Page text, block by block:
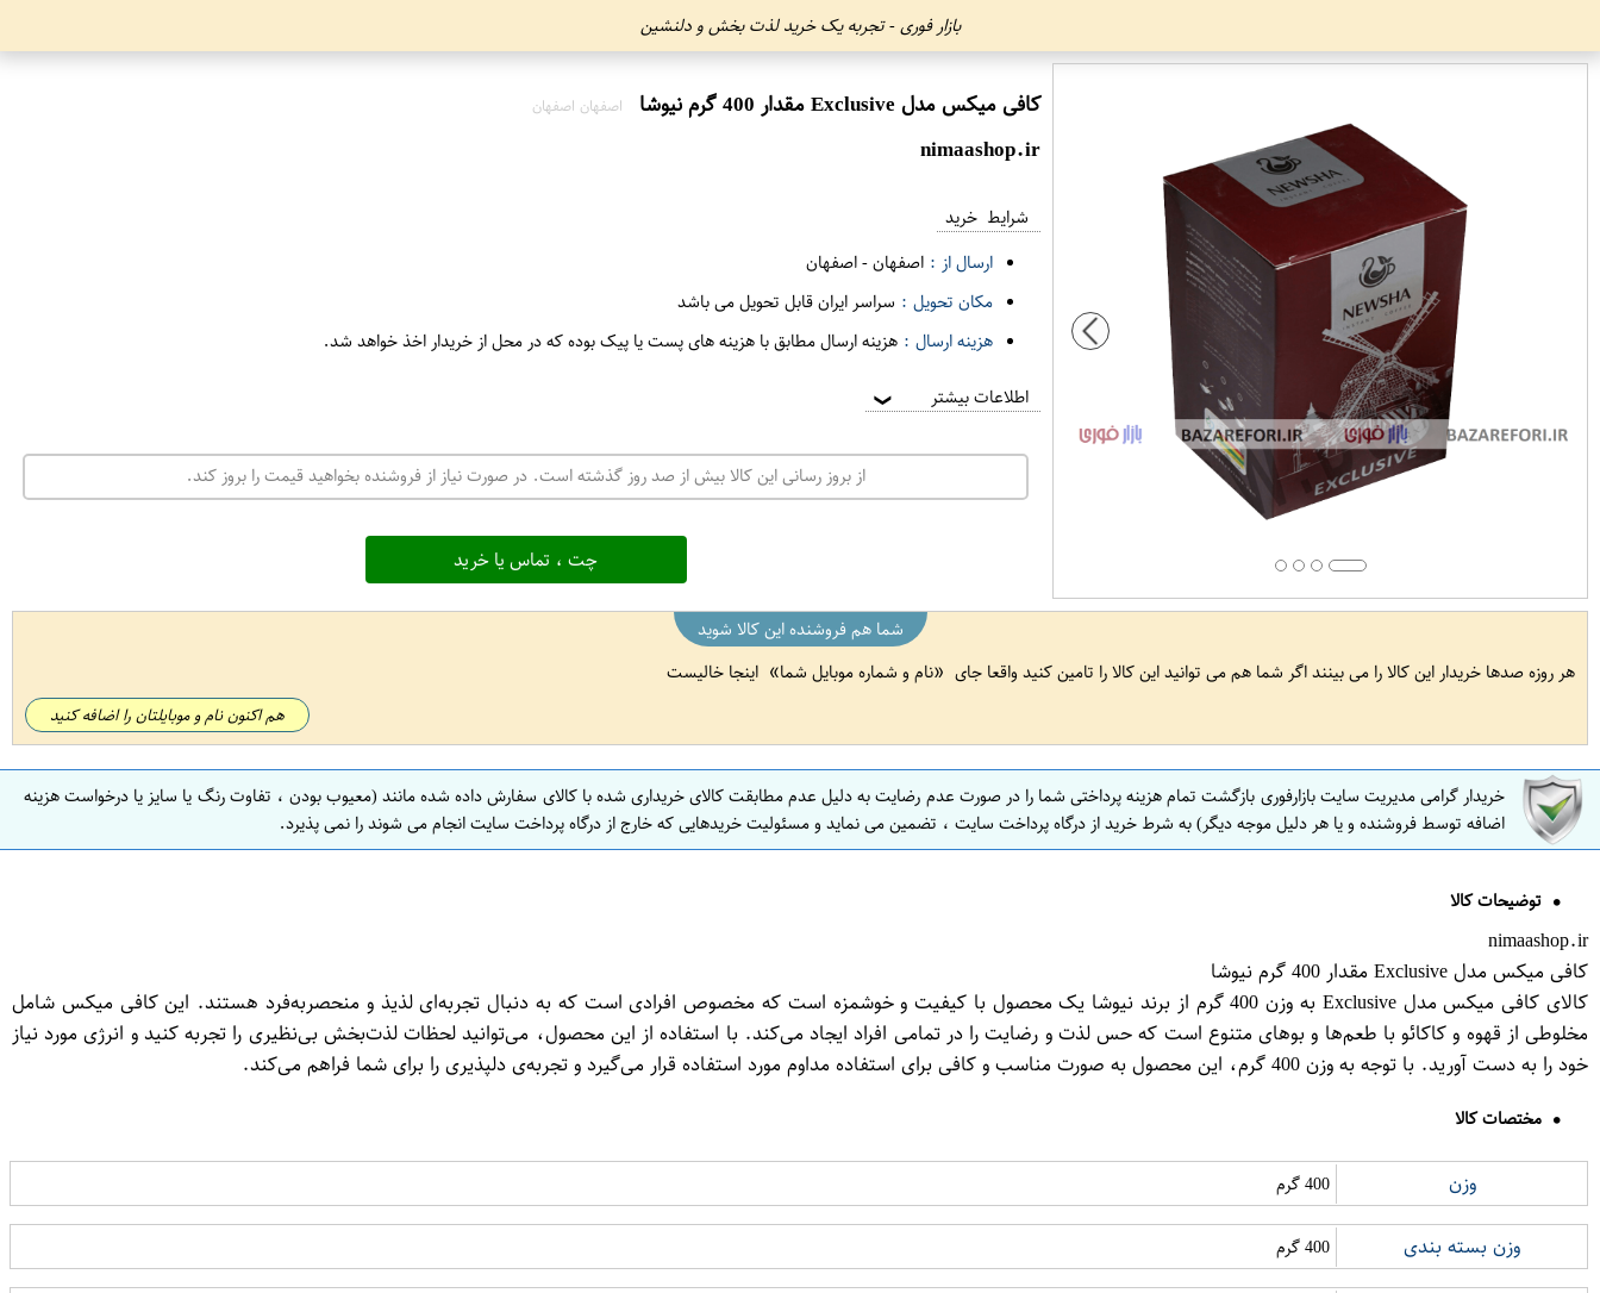
بازار فوری - تجربه یک خرید لذت بخش و دلنشین
کافی میکس مدل Exclusive مقدار 400 گرم نیوشا اصفهان اصفهان
nimaashop.ir
شرایط خرید
ارسال از : اصفهان-اصفهان
مکان تحویل : سراسر ایران قابل تحویل می باشد
هزینه ارسال : هزینه ارسال مطابق با هزینه های پست یا پیک بوده که در محل از خریدار اخذ خواهد شد.
اطلاعات بیشتر ❯
از بروز رسانی این کالا بیش از صد روز گذشته است. در صورت نیاز از فروشنده بخواهید قیمت را بروز کند.
چت ، تماس یا خرید
شما هم فروشنده این کالا شوید
هر روزه صدها خریدار این کالا را می بینند اگر شما هم می توانید این کالا را تامین کنید واقعا جای
نام و شماره موبایل شما اینجا خالیست
هم اکنون نام و موبایلتان را اضافه کنید
خریدار گرامی مدیریت سایت بازارفوری بازگشت تمام هزینه پرداختی شما را در صورت عدم رضایت به دلیل عدم مطابقت کالای خریداری شده با کالای سفارش داده شده مانند (معیوب بودن ، تفاوت رنگ یا سایز یا درخواست هزینه
اضافه توسط فروشنده و یا هر دلیل موجه دیگر) به شرط خرید از درگاه پرداخت سایت ، تضمین می نماید و مسئولیت خریدهایی که خارج از درگاه پرداخت سایت انجام می شوند را نمی پذیرد.
توضیحات کالا
nimaashop.ir
کافی میکس مدل Exclusive مقدار 400 گرم نیوشا
کالای کافی میکس مدل Exclusive به وزن 400 گرم از برند نیوشا یک محصول با کیفیت و خوشمزه است که مخصوص افرادی است که به دنبال تجربه‌ای لذیذ و منحصربه‌فرد هستند. این کافی میکس شامل
مخلوطی از قهوه و کاکائو با طعم‌ها و بوهای متنوع است که حس لذت و رضایت را در تمامی افراد ایجاد می‌کند. با استفاده از این محصول، می‌توانید لحظات لذت‌بخش بی‌نظیری را تجربه کنید و انرژی مورد نیاز
خود را به دست آورید. با توجه به وزن 400 گرم، این محصول به صورت مناسب و کافی برای استفاده مداوم مورد استفاده قرار می‌گیرد و تجربه‌ی دلپذیری را برای شما فراهم می‌کند.
مختصات کالا
وزن 400 گرم
وزن بسته بندی 400 گرم